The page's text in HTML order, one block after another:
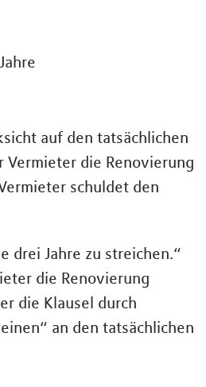
auf den tatsächlichen
Vermieter die Renovierung
schuldet den
drei Jahre zu streichen.“
die Renovierung
die Klausel durch
an den tatsächlichen